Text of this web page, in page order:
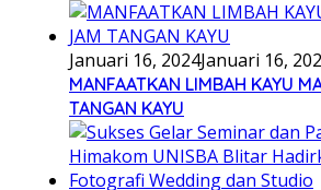
Januari 16, 2024Januari 16,
MANFAATKAN LIMBAH KAYU
TANGAN KAYU